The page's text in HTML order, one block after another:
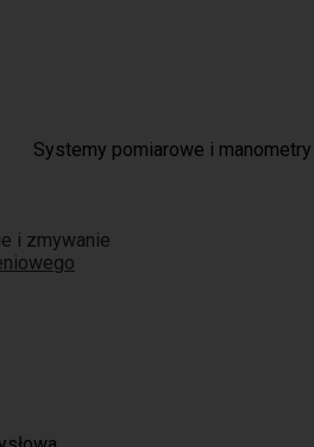
Systemy pomiarowe i manometry
i zmywanie